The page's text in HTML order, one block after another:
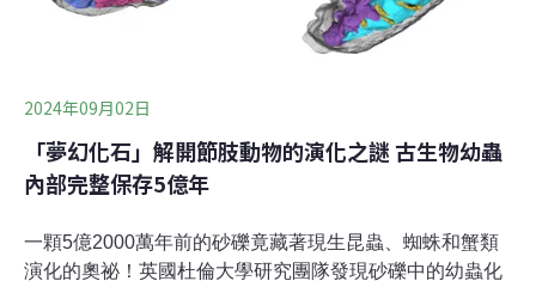
2024年09月02日
「夢幻化石」解開節肢動物的演化之謎 古生物幼蟲
內部完整保存5億年
一顆5億2000萬年前的砂礫竟藏著現生昆蟲、蜘蛛和蟹類
演化的奧祕！英國杜倫大學研究團隊發現砂礫中的幼蟲化